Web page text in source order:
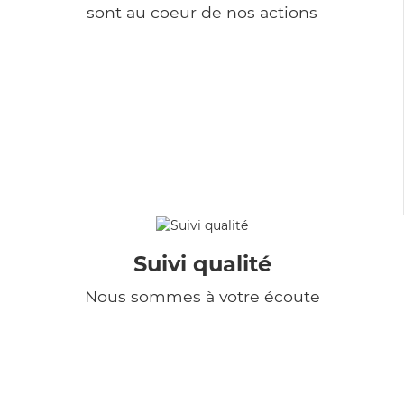
sont au coeur de nos actions
Suivi qualité
Nous sommes à votre écoute